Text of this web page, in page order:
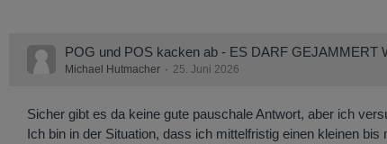
POG und POS kacken ab - ES DARF GEJAMMERT
Michael Hutmacher 25. Juni 2026
Sicher gibt es da keine gute pauschale Antwort, aber ich
Ich bin in der Situation, dass ich mittelfristig einen kleinen